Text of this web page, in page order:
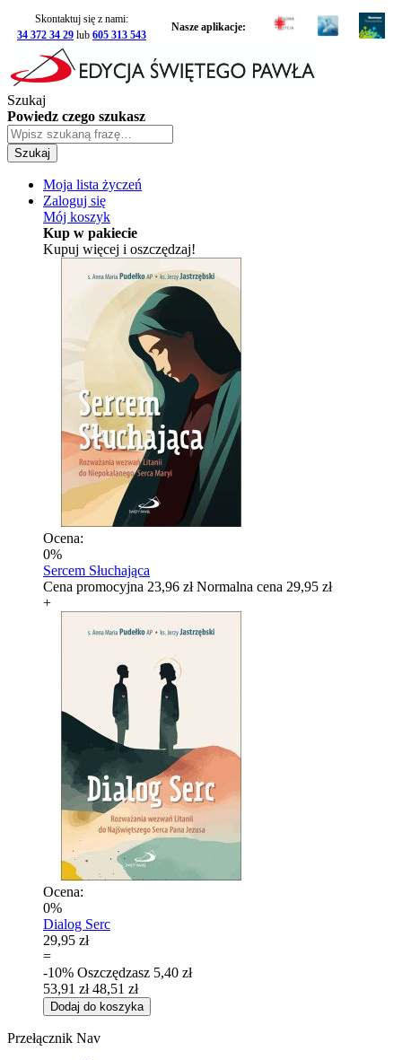
Skontaktuj się z nami:
34 372 34 29 lub 605 313 543
Nasze aplikacje:
Szukaj
Powiedz czego szukasz
Szukaj
Moja lista życzeń
Zaloguj się
Mój koszyk
Kup w pakiecie
Kupuj więcej i oszczędzaj!
Ocena:
0%
Sercem Słuchająca
Cena promocyjna 23,96 zł Normalna cena 29,95 zł
+
Ocena:
0%
Dialog Serc
29,95 zł
=
-10% Oszczędzasz 5,40 zł
53,91 zł 48,51 zł
Dodaj do koszyka
Przełącznik Nav